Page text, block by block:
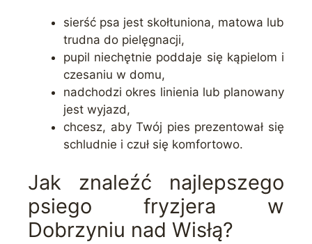
sierść psa jest skołtuniona, matowa lub
trudna do pielęgnacji,
pupil niechętnie poddaje się kąpielom i
czesaniu w domu,
nadchodzi okres linienia lub planowany
jest wyjazd,
chcesz, aby Twój pies prezentował się
schludnie i czuł się komfortowo.
Jak znaleźć najlepszego
psiego fryzjera w
Dobrzyniu nad Wisłą?